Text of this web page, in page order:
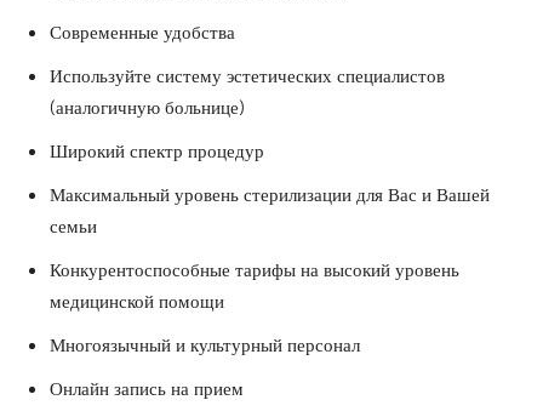
Современные удобства
Используйте систему эстетических специалистов
(аналогичную больнице)
Широкий спектр процедур
Максимальный уровень стерилизации для Вас и Вашей
семьи
Конкурентоспособные тарифы на высокий уровень
медицинской помощи
Многоязычный и культурный персонал
Онлайн запись на прием